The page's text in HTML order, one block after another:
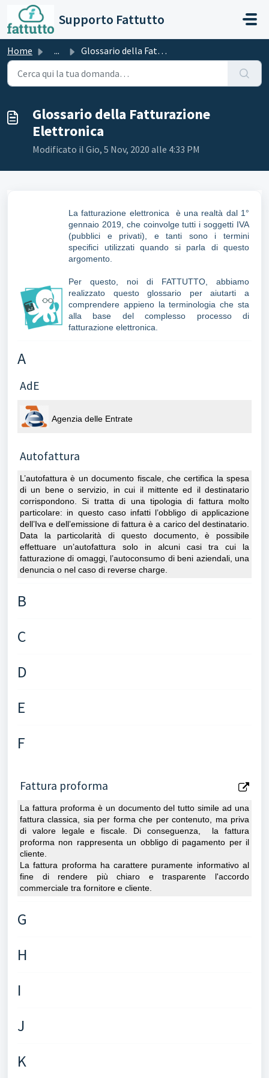
Salta al contenuto principale
Supporto Fattutto
Home ... Glossario della Fatturazione Elettronica
Glossario della Fatturazione
Elettronica
Modificato il Gio, 5 Nov, 2020 alle 4:33 PM
La fatturazione elettronica è una realtà dal 1°
gennaio 2019, che coinvolge tutti i soggetti IVA
(pubblici e privati), e tanti sono i termini
specifici utilizzati quando si parla di questo
argomento.
Per questo, noi di FATTUTTO, abbiamo
realizzato questo glossario per aiutarti a
comprendere appieno la terminologia che sta
alla base del complesso processo di
fatturazione elettronica.
A
AdE
Agenzia delle Entrate
Autofattura
L’autofattura è un documento fiscale, che certifica la spesa
di un bene o servizio, in cui il mittente ed il destinatario
corrispondono. Si tratta di una tipologia di fattura molto
particolare: in questo caso infatti l’obbligo di applicazione
dell’Iva e dell’emissione di fattura è a carico del destinatario.
Data la particolarità di questo documento, è possibile
effettuare un’autofattura solo in alcuni casi tra cui la
fatturazione di omaggi, l’autoconsumo di beni aziendali, una
denuncia o nel caso di reverse charge.
B
C
D
E
F
Fattura proforma
La fattura proforma è un documentodel tuttosimile ad una
fattura classica , sia per forma che per contenuto, ma priva
di valore legale e fiscale . Di conseguenza, la fattura
proforma non rappresenta un obbligo di pagamento per il
cliente.
La fattura proforma ha carattere puramente informativo al
fine di rendere più chiaro e trasparente l'accordo
commerciale tra fornitore e cliente.
G
H
I
J
K